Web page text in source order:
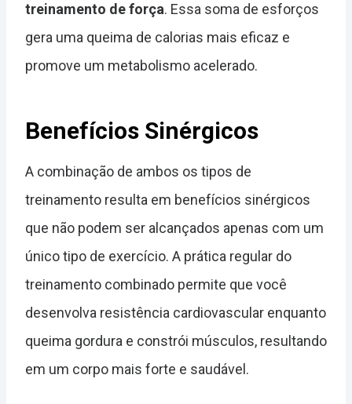
treinamento de força. Essa soma de esforços
gera uma queima de calorias mais eficaz e
promove um metabolismo acelerado.
Benefícios Sinérgicos
A combinação de ambos os tipos de
treinamento resulta em benefícios sinérgicos
que não podem ser alcançados apenas com um
único tipo de exercício. A prática regular do
treinamento combinado permite que você
desenvolva resistência cardiovascular enquanto
queima gordura e constrói músculos, resultando
em um corpo mais forte e saudável.